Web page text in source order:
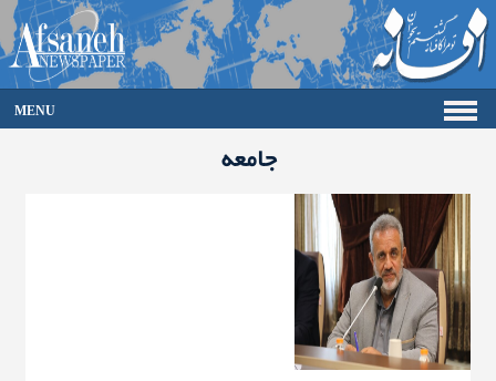
MENU
اقتصاد
گزارش تصویری
گالری
جامعه
ورزش
سیاست
جامعه